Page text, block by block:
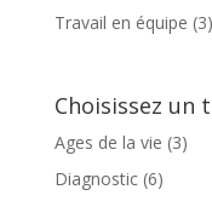
Travail en équipe (3)
Choisissez un
Ages de la vie (3)
Diagnostic(6)